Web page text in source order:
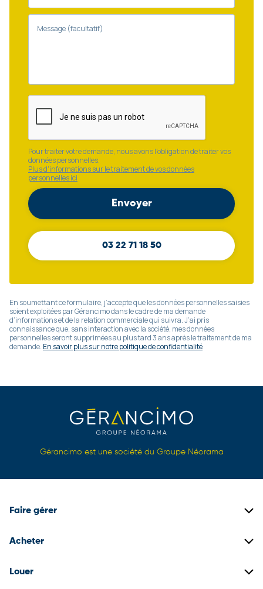
Message (facultatif)
Pour traiter votre demande, nous avons l'obligation de traiter vos
données personnelles.
Plus d'informations sur le traitement de vos données
personnelles ici
03 22 71 18 50
En soumettant ce formulaire, j’accepte que les données personnelles saisies
soient exploitées par Gérancimo dans le cadre de ma demande
d’informations et de la relation commerciale qui suivra. J’ai pris
connaissance que, sans interaction avec la société, mes données
personnelles seront supprimées au plus tard 3 ans après le traitement de ma
demande. En savoir plus sur notre politique de confidentialité
Gérancimo est une société du Groupe Néorama
Faire gérer
Acheter
Louer